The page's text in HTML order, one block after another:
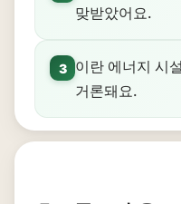
맞받았어요.
3
이란 에너지 시
거론돼요.